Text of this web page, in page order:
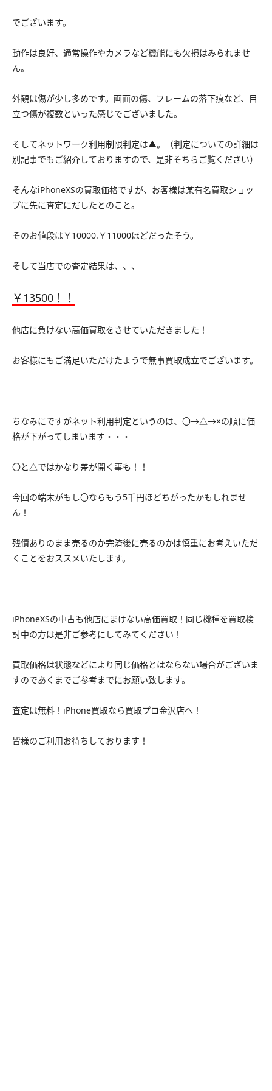
でございます。
動作は良好、通常操作やカメラなど機能にも欠損はみられませ
ん。
外観は傷が少し多めです。画面の傷、フレームの落下痕など、目
立つ傷が複数といった感じでございました。
そしてネットワーク利用制限判定は▲。（判定についての詳細は
別記事でもご紹介しておりますので、是非そちらご覧ください）
そんなiPhoneXSの買取価格ですが、お客様は某有名買取ショッ
プに先に査定にだしたとのこと。
そのお値段は￥10000.￥11000ほどだったそう。
そして当店での査定結果は、、、
￥13500！！
他店に負けない高価買取をさせていただきました！
お客様にもご満足いただけたようで無事買取成立でございます。
ちなみにですがネット利用判定というのは、〇→△→×の順に価
格が下がってしまいます・・・
〇と△ではかなり差が開く事も！！
今回の端末がもし〇ならもう5千円ほどちがったかもしれませ
ん！
残債ありのまま売るのか完済後に売るのかは慎重にお考えいただ
くことをおススメいたします。
iPhoneXSの中古も他店にまけない高価買取！同じ機種を買取検
討中の方は是非ご参考にしてみてください！
買取価格は状態などにより同じ価格とはならない場合がございま
すのであくまでご参考までにお願い致します。
査定は無料！iPhone買取なら買取プロ金沢店へ！
皆様のご利用お待ちしております！